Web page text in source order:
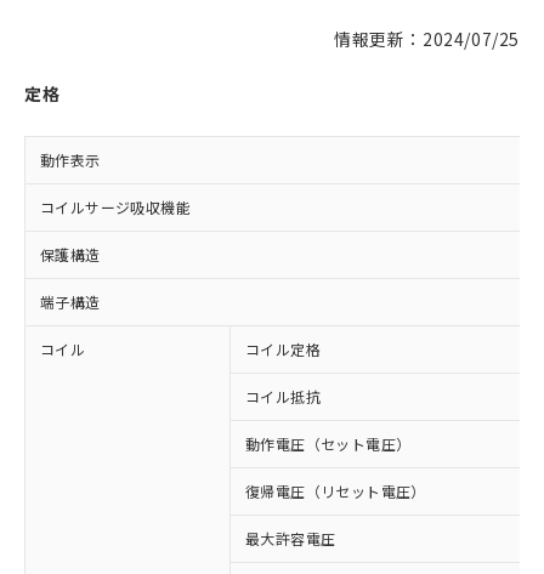
情報更新：2024/07/25
定格
動作表示
コイルサージ吸収機能
保護構造
端子構造
コイル コイル定格
コイル抵抗
動作電圧（セット電圧）
復帰電圧（リセット電圧）
最大許容電圧